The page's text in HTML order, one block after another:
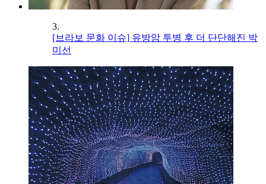
3.
[브라보 문화 이슈] 유방암 투병 후 더 단단해진 박
미선